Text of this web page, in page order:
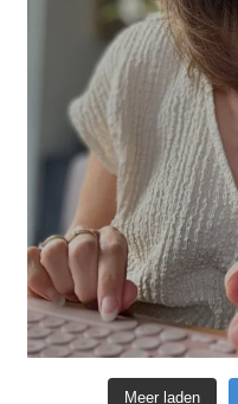
Meer laden